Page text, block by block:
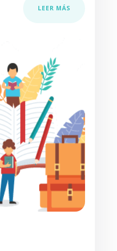
LEER MÁS